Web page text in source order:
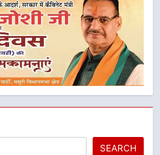
SEARCH
धामी के प्रयासों से बनबसा रेलवे
हुआ स्वीकृत